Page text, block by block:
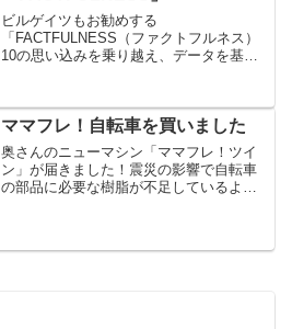
ビルゲイツもお勧めする
「FACTFULNESS（ファクトフルネス）
10の思い込みを乗り越え、データを基に
ママフレ！自転車を買いました
奥さんのニューマシン「ママフレ！ツイ
ン」が届きました！震災の影響で自転車
の部品に必要な樹脂が不足しているよう
下に書きましたので、これ...